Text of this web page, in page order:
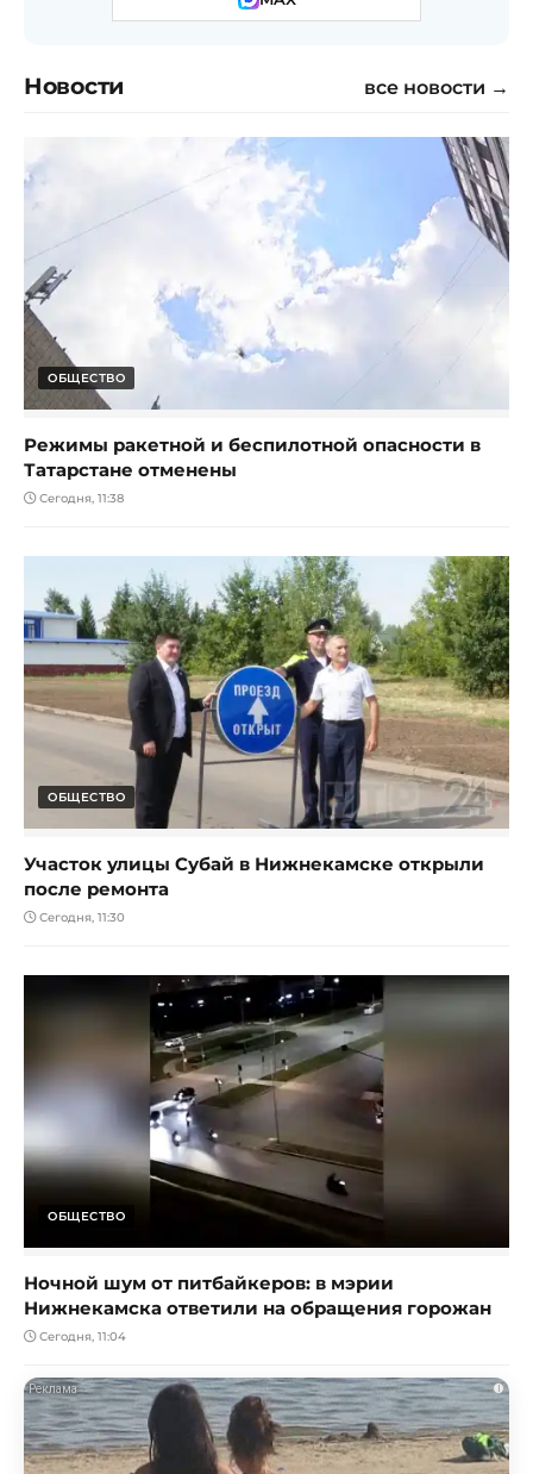
Новости все новости →
ОБЩЕСТВО
Режимы ракетной и беспилотной опасности в
Татарстане отменены
Сегодня, 11:38
ОБЩЕСТВО
Участок улицы Субай в Нижнекамске открыли
после ремонта
Сегодня, 11:30
ОБЩЕСТВО
Ночной шум от питбайкеров: в мэрии
Нижнекамска ответили на обращения горожан
Сегодня, 11:04
i